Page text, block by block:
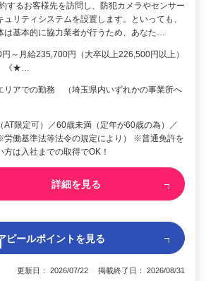
するお客様先を訪問し、防犯カメラやセンサー
ュリティシステムを設置します。といっても、
は基本的に協力業者が行うため、あなた…
～月給235,700円（大卒以上226,500円以上）
《★…
リアでの勤務 （埼玉県内いずれかの事業所へ
AT限定可）／60歳未満（定年が60歳の為）／
働基準法等法令の規定により） ※普通免許を
方は入社までの取得でOK！
詳細を見る
ピールポイントを見る
更新日： 2026/07/22 掲載終了日： 2026/08/31